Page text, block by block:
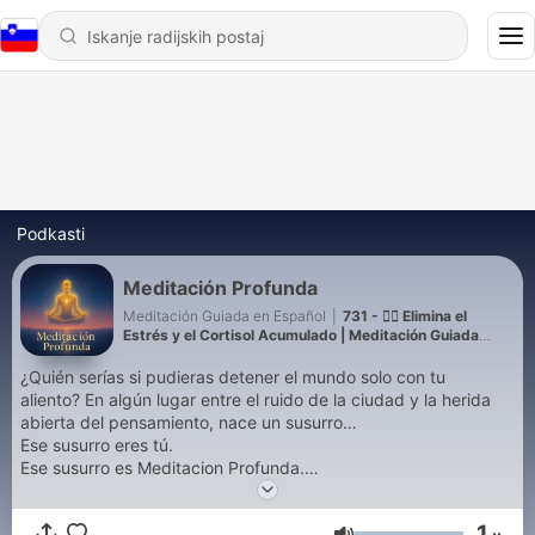
Podkasti
Meditación Profunda
Meditación Guiada en Español
731 - 💆‍♀️ Elimina el
Estrés y el Cortisol Acumulado | Meditación Guiada
¿Quién serías si pudieras detener el mundo solo con tu
aliento? En algún lugar entre el ruido de la ciudad y la herida
abierta del pensamiento, nace un susurro…
Ese susurro eres tú.
Ese susurro es Meditacion Profunda.
Aquí no hay relojes.